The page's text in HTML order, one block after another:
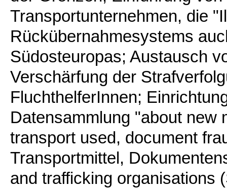
Transportunternehmen, die
Rückübernahmesystems
Südosteuropas; Austausch
Verschärfung der
FluchthelferInnen;
Datensammlung "about new
transport used, document
Transportmittel,
and trafficking organisations